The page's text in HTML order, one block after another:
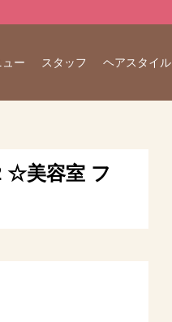
ヘアスタイル
スタッフ
ュー
☆美容室 フ